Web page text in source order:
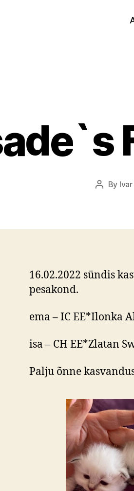
Post
By
16.02.2022 sündis
pesakond.
ema –IC EE*Ilonka
isa – CH EE*Zlatan
Palju õnne